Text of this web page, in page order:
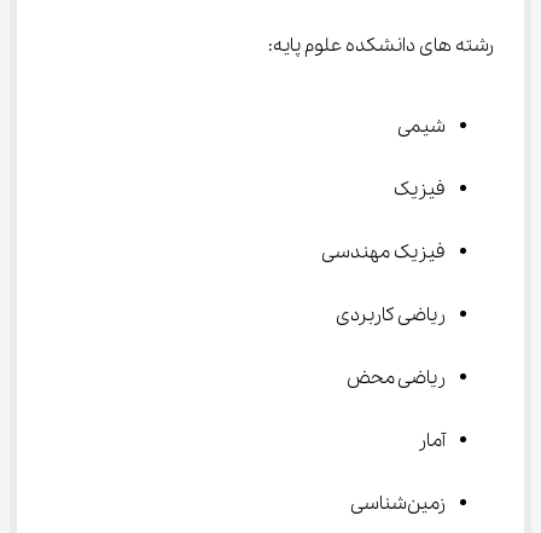
رشته های دانشکده علوم پایه:
شیمی
فیزیک
فیزیک مهندسی
ریاضی کاربردی
ریاضی محض
آمار
زمین‌شناسی